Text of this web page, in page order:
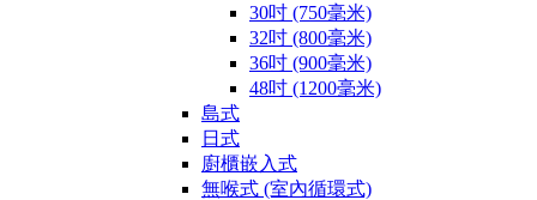
30吋 (750毫米)
32吋 (800毫米)
36吋 (900毫米)
48吋 (1200毫米)
島式
日式
廚櫃嵌入式
無喉式 (室內循環式)